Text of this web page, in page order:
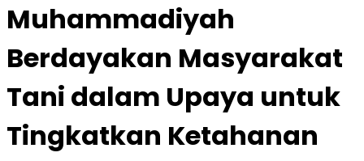
Muhammadiyah
Berdayakan Masyarakat
Tani dalam Upaya untuk
Tingkatkan Ketahanan